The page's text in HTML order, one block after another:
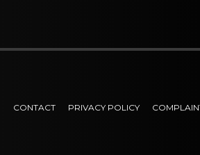
CONTACT PRIVACY POLICY